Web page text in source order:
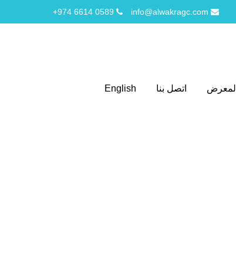
info@alwakragc.com
+974 6614 0589
المعرض اتصل بنا English